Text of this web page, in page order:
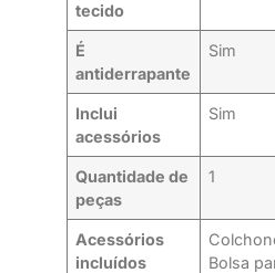
tecido
É
antiderrapante
Sim
Inclui
acessórios
Sim
Quantidade de
peças
1
Acessórios
incluídos
Bolsa